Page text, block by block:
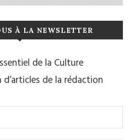
À LA NEWSLETTER
de la Culture
de la rédaction